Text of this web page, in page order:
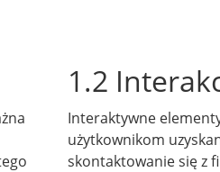
1.2
Interaktywne
użytkownikom
skontaktowanie się z